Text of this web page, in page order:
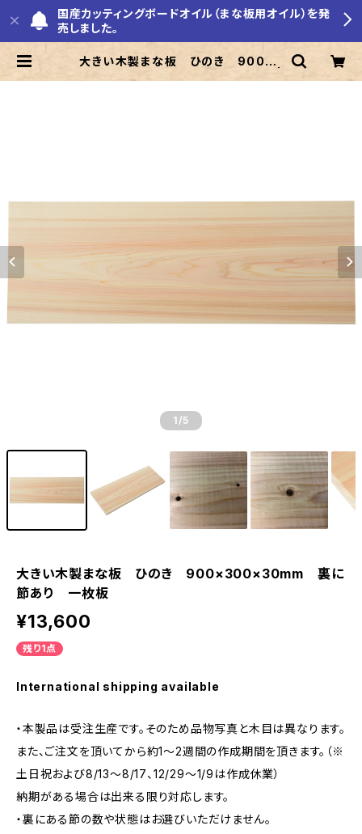
国産カッティングボードオイル（まな板用オイル）を発
売しました。
大きい木製まな板 ひのき 900×3
1 /5
大きい木製まな板 ひのき 900×300×30mm 裏に
節あり 一枚板
¥13,600
残り1点
International shipping available
・本製品は受注生産です。そのため品物写真と木目は異なります。
また、ご注文を頂いてから約1～2週間の作成期間を頂きます。（※
土日祝および8/13～8/17、12/29～1/9は作成休業）
納期がある場合は出来る限り対応します。
・裏にある節の数や状態はお選びいただけません。